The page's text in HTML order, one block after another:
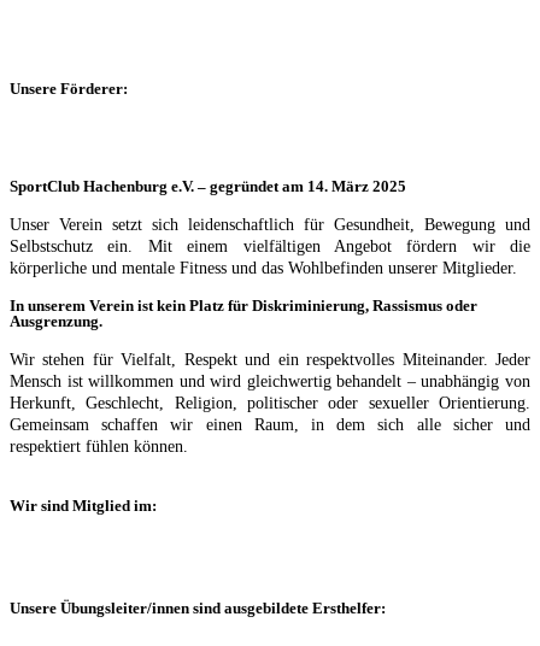
Unsere Förderer:
SportClub Hachenburg e.V. – gegründet am 14. März 2025
Unser Verein setzt sich leidenschaftlich für Gesundheit, Bewegung und
Selbstschutz ein. Mit einem vielfältigen Angebot fördern wir die
körperliche und mentale Fitness und das Wohlbefinden unserer Mitglieder.
In unserem Verein ist kein Platz für Diskriminierung, Rassismus oder
Ausgrenzung.
Wir stehen für Vielfalt, Respekt und ein respektvolles Miteinander. Jeder
Mensch ist willkommen und wird gleichwertig behandelt – unabhängig von
Herkunft, Geschlecht, Religion, politischer oder sexueller Orientierung.
Gemeinsam schaffen wir einen Raum, in dem sich alle sicher und
respektiert fühlen können.
Wir sind Mitglied im:
Unsere Übungsleiter/innen sind ausgebildete Ersthelfer: